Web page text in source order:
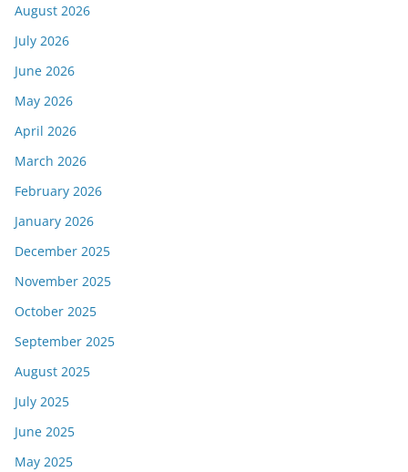
August 2026
July 2026
June 2026
May 2026
April 2026
March 2026
February 2026
January 2026
December 2025
November 2025
October 2025
September 2025
August 2025
July 2025
June 2025
May 2025